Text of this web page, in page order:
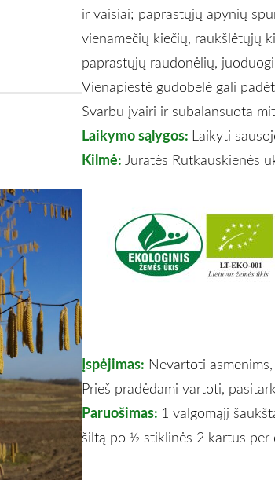
ir vaisiai; paprastųjų apynių
vienamečių kiečių, raukšlėtųjų
paprastųjų raudonėlių,
Vienapiestė gudobelė gali
Svarbu įvairi ir subalansuota
Laikymo sąlygos: Laikyti
Kilmė: Jūratės Rutkauskienės
Įspėjimas: Nevartoti
Prieš pradėdami vartoti,
Paruošimas: 1 valgomąjį
šiltą po ½ stiklinės 2 kartus per